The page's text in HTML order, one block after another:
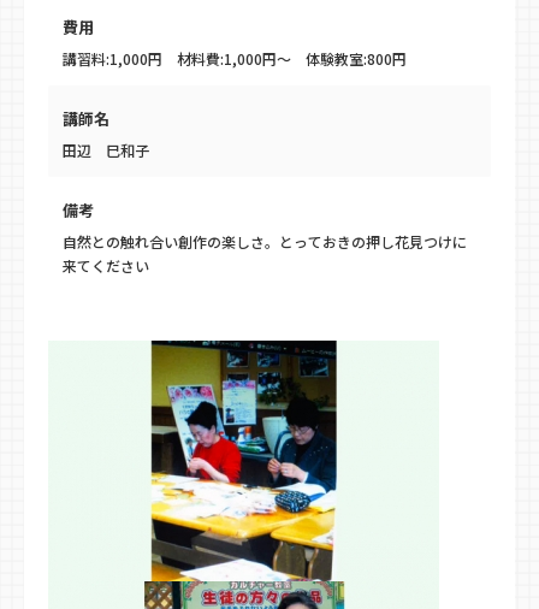
費用
講習料:1,000円 材料費:1,000円〜 体験教室:800円
講師名
田辺 巳和子
備考
自然との触れ合い創作の楽しさ。とっておきの押し花見つけに
来てください